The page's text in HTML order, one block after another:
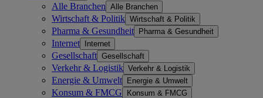
Alle Branchen Alle Branchen
Wirtschaft & Politik Wirtschaft & Politik
Pharma & Gesundheit Pharma & Gesundheit
Internet Internet
Gesellschaft Gesellschaft
Verkehr & Logistik Verkehr & Logistik
Energie & Umwelt Energie & Umwelt
Konsum & FMCG Konsum & FMCG